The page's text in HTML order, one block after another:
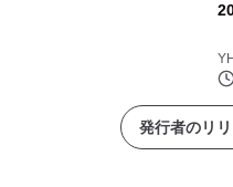
発行者のリ